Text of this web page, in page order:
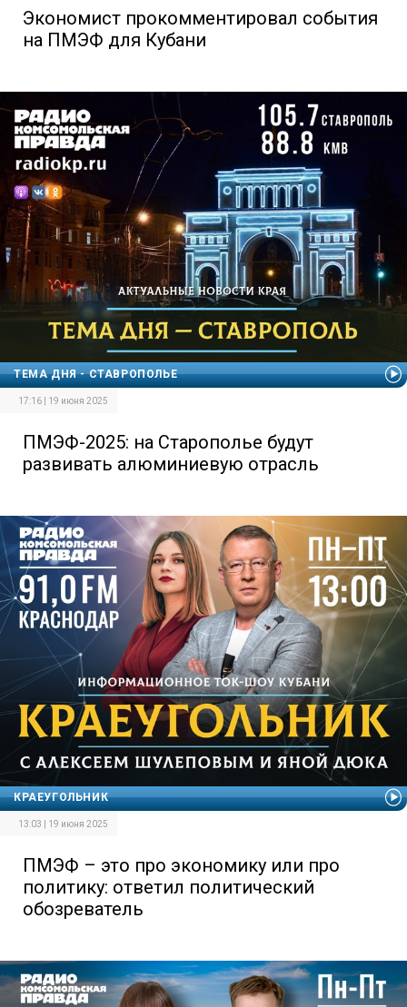
Экономист прокомментировал события
на ПМЭФ для Кубани
ТЕМА ДНЯ - СТАВРОПОЛЬЕ
17:16 | 19 июня 2025
ПМЭФ-2025: на Старополье будут
развивать алюминиевую отрасль
КРАЕУГОЛЬНИК
13:03 | 19 июня 2025
ПМЭФ – это про экономику или про
политику: ответил политический
обозреватель